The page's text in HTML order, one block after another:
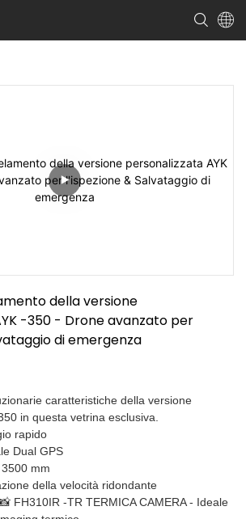
della versione
-350 - Drone avanzato per
di emergenza
caratteristiche della versione
in questa vetrina esclusiva.
rapido
Dual GPS
mm
della velocità ridondante
FH310IR -TR TERMICA CAMERA - Ideale